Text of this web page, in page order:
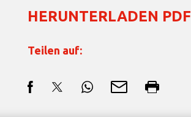
HERUNTERLADEN PDF
Teilen auf: